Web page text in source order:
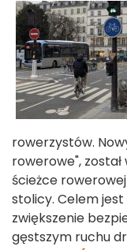
rowerzystów.
rowerowe",
ścieżce
stolicy. Celem
zwiększenie
gęstszym ruchu